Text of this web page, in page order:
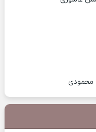
محمودی